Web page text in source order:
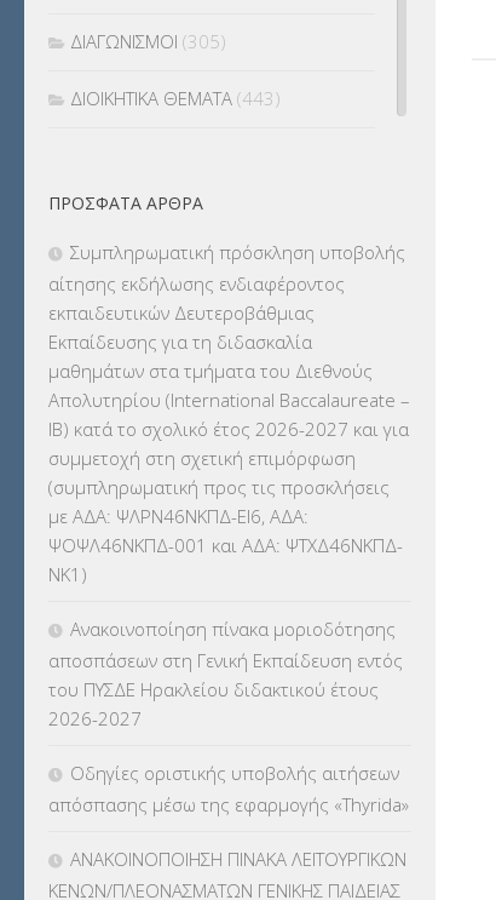
ΔΙΑΓΩΝΙΣΜΟΙ (305)
ΔΙΟΙΚΗΤΙΚΑ ΘΕΜΑΤΑ (443)
ΕΚΔΡΟΜΕΣ(7.354)
ΕΚΠΑΙΔΕΥΤΙΚΑ ΘΕΜΑΤΑ (2.824)
ΕΠΑΛ(366)
ΕΠΙΜΟΡΦΩΣΗ Τ.Π.Ε.(10)
ΕΥΡΩΠΑΪΚΑ ΠΡΟΓΡΑΜΜΑΤΑ(230)
ΚΕΣΥ(60)
ΚΕΣΥΠ(109)
ΓΛΩΣΣΟΜΑΘΕΙΑΣ(135)
ΚΠπ- ΚΡΑΤΙΚΟ ΠΙΣΤΟΠΟΙΗΤΙΚΟ
ΠΛΗΡΟΦΟΡΙΚΗΣ
ΛΟΙΠΑ(309)
ΠΡΌΣΦΑΤΑ ΆΡΘΡΑ
Συμπληρωματική πρόσκληση υποβολής
αίτησης εκδήλωσης ενδιαφέροντος
εκπαιδευτικών Δευτεροβάθμιας
Εκπαίδευσης για τη διδασκαλία
μαθημάτων στα τμήματα του Διεθνούς
Απολυτηρίου (International Baccalaureate –
IB) κατά το σχολικό έτος 2026-2027 και για
συμμετοχή στη σχετική επιμόρφωση
(συμπληρωματική προς τις προσκλήσεις
με ΑΔΑ: ΨΛΡΝ46ΝΚΠΔ-ΕΙ6, ΑΔΑ:
ΨΟΨΛ46ΝΚΠΔ-001 και ΑΔΑ: ΨΤΧΔ46ΝΚΠΔ-
ΝΚ1)
Ανακοινοποίηση πίνακα μοριοδότησης
αποσπάσεων στη Γενική Εκπαίδευση εντός
του ΠΥΣΔΕ Ηρακλείου διδακτικού έτους
2026-2027
Οδηγίες οριστικής υποβολής αιτήσεων
απόσπασης μέσω της εφαρμογής «Thyrida»
ΑΝΑΚΟΙΝΟΠΟΙΗΣΗ ΠΙΝΑΚΑ ΛΕΙΤΟΥΡΓΙΚΩΝ
ΚΕΝΩΝ/ΠΛΕΟΝΑΣΜΑΤΩΝ ΓΕΝΙΚΗΣ ΠΑΙΔΕΙΑΣ